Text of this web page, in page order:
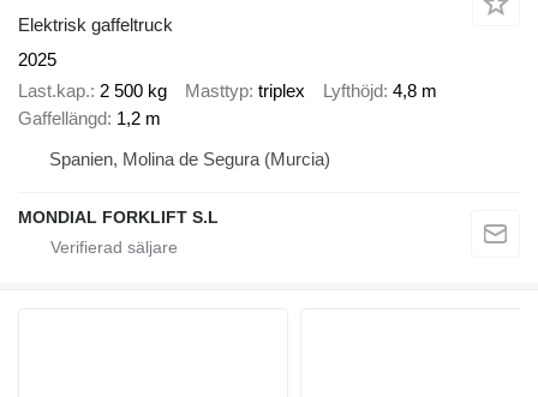
Elektrisk gaffeltruck
2025
Last.kap. 2 500 kg Masttyp triplex Lyfthöjd 4,8 m
Gaffellängd 1,2 m
Spanien, Molina de Segura (Murcia)
MONDIAL FORKLIFT S.L